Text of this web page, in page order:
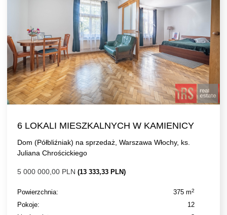
6 LOKALI MIESZKALNYCH W KAMIENICY
Dom (Półbliźniak) na sprzedaż, Warszawa Włochy, ks.
Juliana Chrościckiego
5 000 000,00 PLN (13 333,33 PLN)
Powierzchnia: 375 m2
Pokoje:
12